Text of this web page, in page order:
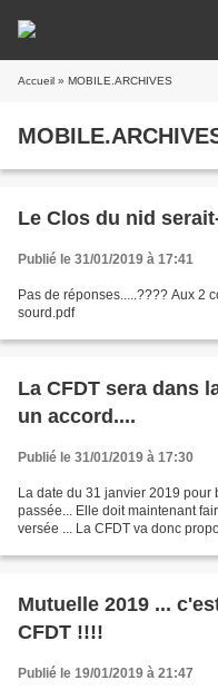
Accueil » MOBILE.ARCHIVES
Le Clos du nid
Publié le 31/01/2019 à 17:41
Pas de réponses.....???? Aux 2 courriers....??? -
sourd.pdf
La CFDT sera dans
un accord....
Publié le 31/01/2019 à 17:30
La date du 31 janvier 2019
passée... Elle doit maintenant
versée ... La CFDT va donc proposer
Mutuelle 2019 ...
CFDT !!!!
Publié le 19/01/2019 à 21:47